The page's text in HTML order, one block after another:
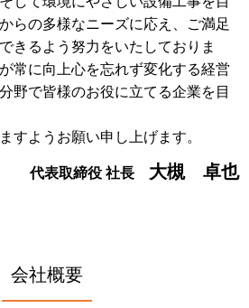
らの多様なニーズに応え、ご満足
きるよう努力をいたしておりま
常に向上心を忘れず変化する経営
野で皆様のお役に立てる企業を目
すようお願い申し上げます。
代表取締役 社長 大槻 卓也
会社概要